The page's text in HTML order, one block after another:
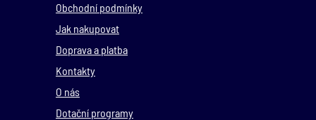
Obchodní podmínky
Jak nakupovat
Doprava a platba
Kontakty
O nás
Dotační programy